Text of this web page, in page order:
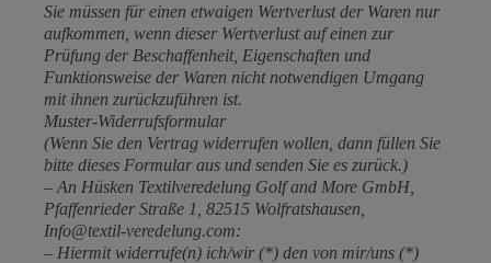
Sie müssen für einen etwaigen Wertverlust der Waren nur
aufkommen, wenn dieser Wertverlust auf einen zur
Prüfung der Beschaffenheit, Eigenschaften und
Funktionsweise der Waren nicht notwendigen Umgang
mit ihnen zurückzuführen ist.
Muster-Widerrufsformular
(Wenn Sie den Vertrag widerrufen wollen, dann füllen Sie
bitte dieses Formular aus und senden Sie es zurück.)
– An Hüsken Textilveredelung Golf and More GmbH,
Pfaffenrieder Straße 1, 82515 Wolfratshausen,
Info@textil-veredelung.com:
– Hiermit widerrufe(n) ich/wir (*) den von mir/uns (*)